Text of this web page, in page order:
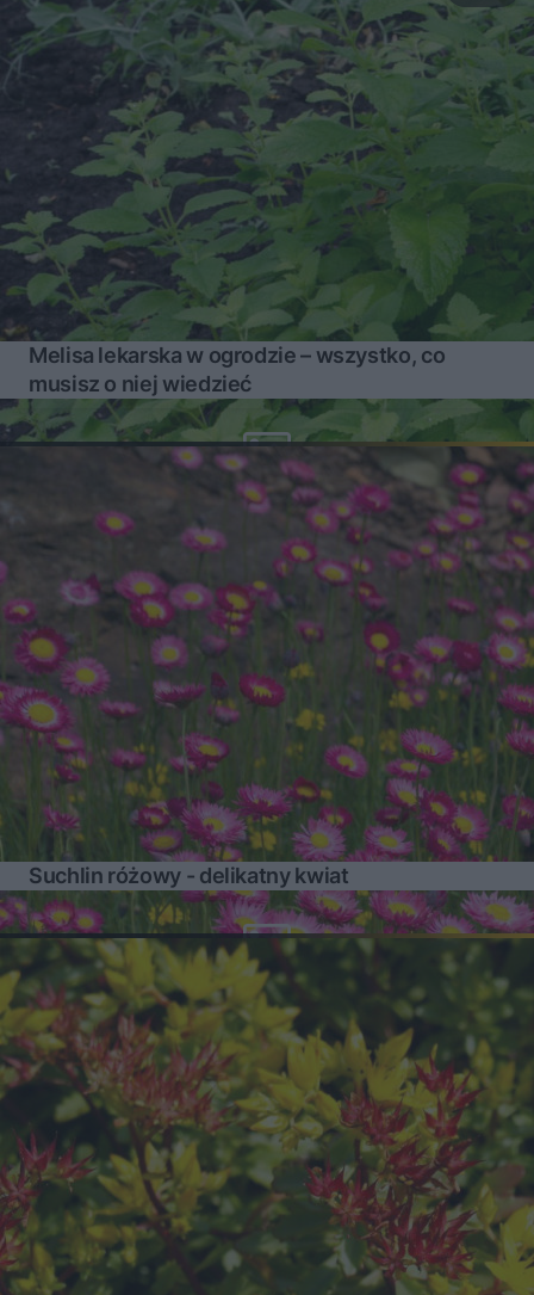
Melisa lekarska w ogrodzie – wszystko, co
musisz o niej wiedzieć
Suchlin różowy - delikatny kwiat